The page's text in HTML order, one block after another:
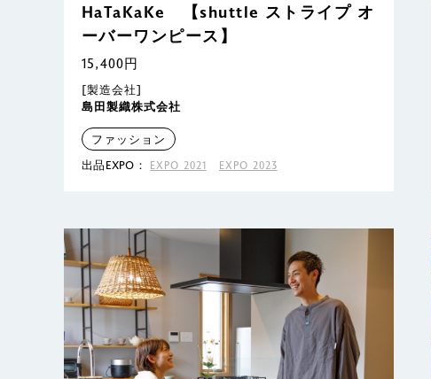
HaTaKaKe 【shuttle ストライプ オ
ーバーワンピース】
15,400円
[製造会社]
島田製織株式会社
ファッション
出品EXPO：
EXPO 2021 EXPO 2023